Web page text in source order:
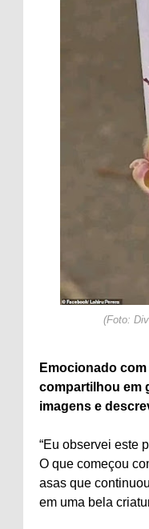
(Foto:
Emocionado
compartilhou em
imagens e
“Eu observei este
O que começou
asas que
em uma bela